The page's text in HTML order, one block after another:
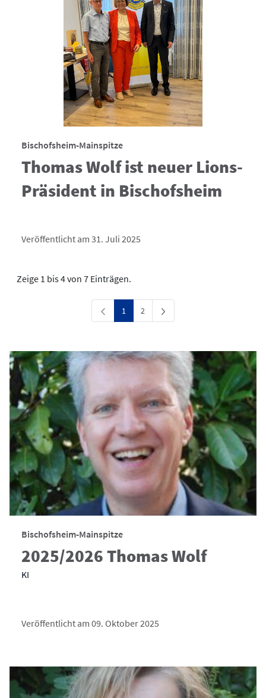
Bischofsheim-Mainspitze
Thomas Wolf ist neuer Lions-
Präsident in Bischofsheim
Veröffentlicht am 31. Juli 2025
Zeige 1 bis 4 von 7 Einträgen.
Seite
1 Seite
2
Bischofsheim-Mainspitze
2025/2026 Thomas Wolf
KI
Veröffentlicht am 09. Oktober 2025